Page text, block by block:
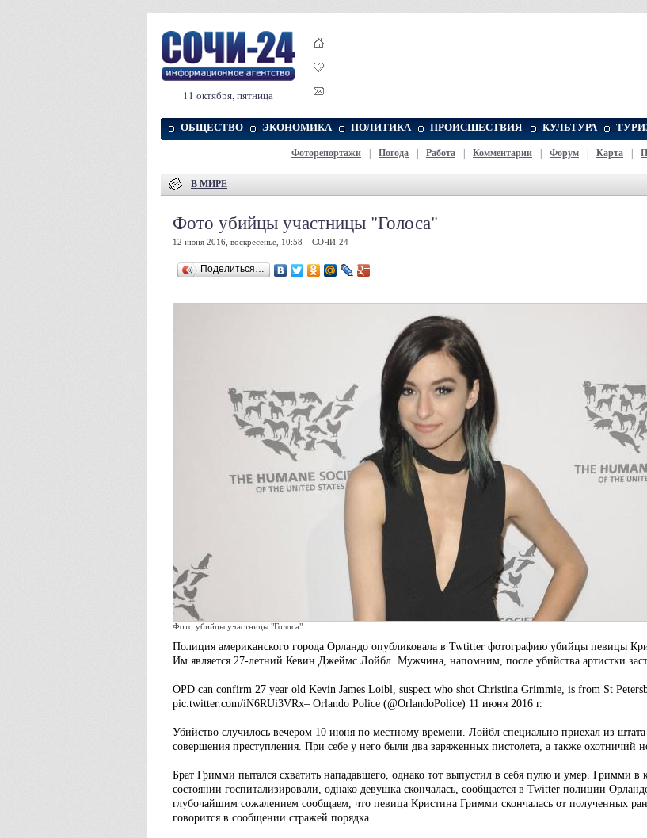
11 октября, пятница
ОБЩЕСТВО ЭКОНОМИКА ПОЛИТИКА ПРОИСШЕСТВИЯ КУЛЬТУРА
Фоторепортажи Погода Работа Комментарии Форум Карта
В МИРЕ
Фото убийцы участницы "Голоса"
12 июня 2016, воскресенье, 10:58 – СОЧИ-24
Поделиться…
Фото убийцы участницы "Голоса"
Полиция американского города Орландо опубликовала в Twtitter фотографию убийцы певицы
Им является 27-летний Кевин Джеймс Лойбл. Мужчина, напомним, после убийства артистки
OPD can confirm 27 year old Kevin James Loibl, suspect who shot Christina Grimmie, is from St
pic.twitter.com/iN6RUi3VRx– Orlando Police (@OrlandoPolice) 11 июня 2016 г.
Убийство случилось вечером 10 июня по местному времени. Лойбл специально приехал из
совершения преступления. При себе у него были два заряженных пистолета, а также охотничий
Брат Гримми пытался схватить нападавшего, однако тот выпустил в себя пулю и умер. Гримми в
состоянии госпитализировали, однако девушка скончалась, сообщается в Twitter полиции
глубочайшим сожалением сообщаем, что певица Кристина Гримми скончалась от полученных
говорится в сообщении стражей порядка.